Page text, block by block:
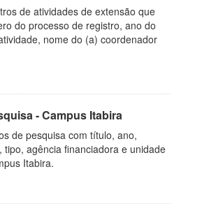
de atividades de extensão que
do processo de registro, ano do
nome do (a) coordenador
- Campus Itabira
de pesquisa com título, ano,
tipo, agência financiadora e unidade
Itabira.